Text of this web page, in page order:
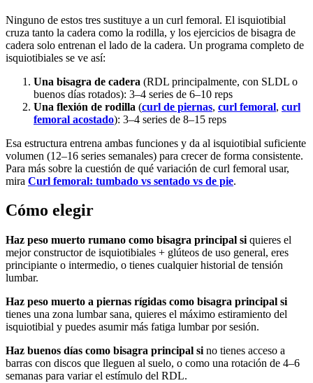
Ninguno de estos tres sustituye a un curl femoral. El isquiotibial
cruza tanto la cadera como la rodilla, y los ejercicios de bisagra de
cadera solo entrenan el lado de la cadera. Un programa completo de
isquiotibiales se ve así:
Una bisagra de cadera (RDL principalmente, con SLDL o
buenos días rotados): 3–4 series de 6–10 reps
Una flexión de rodilla (curl de piernas, curl femoral, curl
femoral acostado): 3–4 series de 8–15 reps
Esa estructura entrena ambas funciones y da al isquiotibial suficiente
volumen (12–16 series semanales) para crecer de forma consistente.
Para más sobre la cuestión de qué variación de curl femoral usar,
mira Curl femoral: tumbado vs sentado vs de pie.
Cómo elegir
Haz peso muerto rumano como bisagra principal si quieres el
mejor constructor de isquiotibiales + glúteos de uso general, eres
principiante o intermedio, o tienes cualquier historial de tensión
lumbar.
Haz peso muerto a piernas rígidas como bisagra principal si
tienes una zona lumbar sana, quieres el máximo estiramiento del
isquiotibial y puedes asumir más fatiga lumbar por sesión.
Haz buenos días como bisagra principal si no tienes acceso a
barras con discos que lleguen al suelo, o como una rotación de 4–6
semanas para variar el estímulo del RDL.